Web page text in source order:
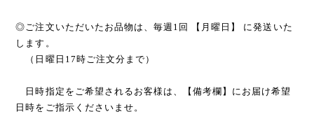
◎ご注文いただいたお品物は、毎週1回 【月曜日】 に発送いた
します。
（日曜日17時ご注文分まで）
日時指定をご希望されるお客様は、【備考欄】にお届け希望
日時をご指示くださいませ。